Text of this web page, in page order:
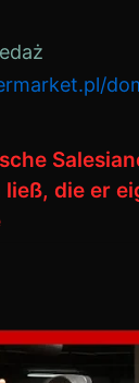
die er